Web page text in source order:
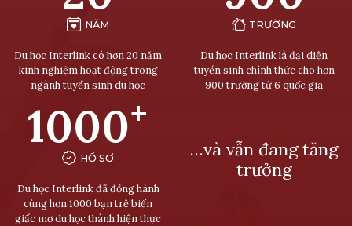
NĂM
Du học Interlink có hơn 20 năm
kinh nghiệm hoạt động trong
ngành tuyển sinh du học
TRƯỜNG
Du học Interlink là đại diện
tuyển sinh chính thức cho hơn
900 trường từ 6 quốc gia
1000+
HỒ SƠ
Du học Interlink đã đồng hành
cùng hơn 1000 bạn trẻ biến
giấc mơ du học thành hiện thực
…và vẫn đang tăng
trưởng